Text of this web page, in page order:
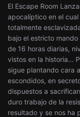
El Escape Room
apocalíptico en el
totalmente
bajo el estricto
de 16 horas diarias,
vistos en la historia…
sigue plantando cara
escondidos, en
dispuestos a
duro trabajo de la
resultado y se nos ha